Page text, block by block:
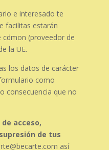
e interesado te
facilitas estarán
cdmon (proveedor de
la UE.
los datos de carácter
como
consecuencia que no
acceso,
de tus
así